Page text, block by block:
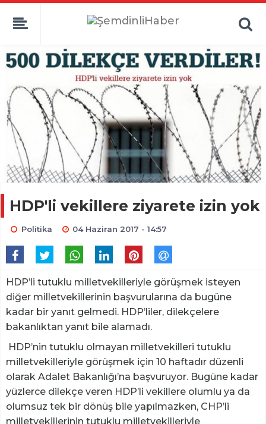
HDP'li vekillere ziyarete izin yok
Politika 04 Haziran 2017 - 14:57
HDP’li tutuklu milletvekilleriyle görüşmek isteyen
diğer milletvekillerinin başvurularına da bugüne
kadar bir yanıt gelmedi. HDP’liler, dilekçelere
bakanlıktan yanıt bile alamadı.
HDP’nin tutuklu olmayan milletvekilleri tutuklu
milletvekilleriyle görüşmek için 10 haftadır düzenli
olarak Adalet Bakanlığı’na başvuruyor. Bugüne kadar
yüzlerce dilekçe veren HDP’li vekillere olumlu ya da
olumsuz tek bir dönüş bile yapılmazken, CHP’li
milletvekillerinin tutuklu milletvekilleriyle